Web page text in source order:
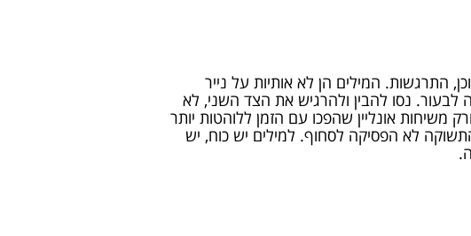
התרגשות. המילים הן לא אותיות על נייר
לבעור. נסו להבין ולהרגיש את הצד השני, לא
משיחות אונליין שהפכו עם הזמן ללוהטות יותר
לא הפסיקה לסחוף. למילים יש כוח, יש